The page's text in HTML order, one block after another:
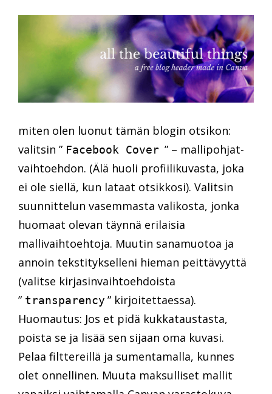
miten olen luonut tämän blogin otsikon:
valitsin ” Facebook Cover ” – mallipohjat-
vaihtoehdon. (Älä huoli profiilikuvasta, joka
ei ole siellä, kun lataat otsikkosi). Valitsin
suunnittelun vasemmasta valikosta, jonka
huomaat olevan täynnä erilaisia
mallivaihtoehtoja. Muutin sanamuotoa ja
annoin tekstitykselleni hieman peittävyyttä
(valitse kirjasinvaihtoehdoista
” transparency ” kirjoitettaessa).
Huomautus: Jos et pidä kukkataustasta,
poista se ja lisää sen sijaan oma kuvasi.
Pelaa filttereillä ja sumentamalla, kunnes
olet onnellinen. Muuta maksulliset mallit